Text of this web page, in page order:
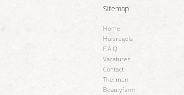
Sitemap
Home
Huisregels
F.A.Q.
Vacatures
Contact
Thermen
Beautyfarm